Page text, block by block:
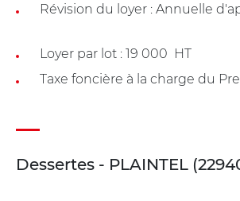
Révision du loyer : Annuelle
Loyer par lot : 19 000  HT
Taxe foncière à la charge du
Dessertes - PLAINTEL